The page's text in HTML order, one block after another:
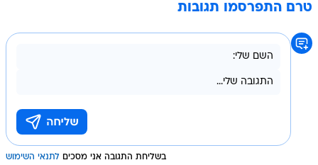
טרם התפרסמו תגובות
בשליחת התגובה אני מסכים לתנאי השימוש